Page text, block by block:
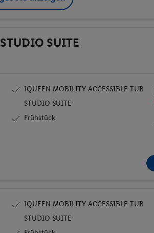
SUITE
1QUEEN MOBILITY ACCESSIBLE TUB
STUDIO SUITE
Frühstück
1QUEEN MOBILITY ACCESSIBLE TUB
STUDIO SUITE